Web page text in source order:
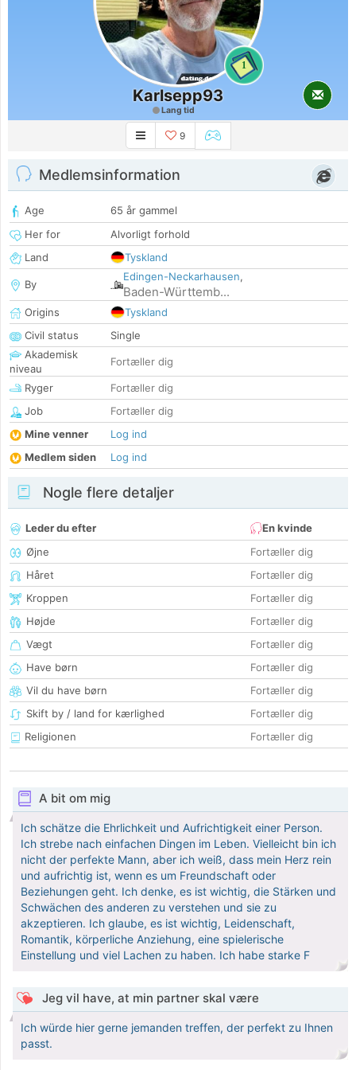
1
Karlsepp93
Lang tid
9
Medlemsinformation
Age
65 år gammel
Her for
Alvorligt forhold
Land
Tyskland
By
Edingen-Neckarhausen,
Baden-Württemb...
Origins
Tyskland
Civil status
Single
Akademisk
niveau
Fortæller dig
Ryger
Fortæller dig
Job
Fortæller dig
Mine venner
Log ind
Medlem siden
Log ind
Nogle flere detaljer
Leder du efter
En kvinde
Øjne
Fortæller dig
Håret
Fortæller dig
Kroppen
Fortæller dig
Højde
Fortæller dig
Vægt
Fortæller dig
Have børn
Fortæller dig
Vil du have børn
Fortæller dig
Skift by / land for kærlighed
Fortæller dig
Religionen
Fortæller dig
A bit om mig
Ich schätze die Ehrlichkeit und Aufrichtigkeit einer Person.
Ich strebe nach einfachen Dingen im Leben. Vielleicht bin ich
nicht der perfekte Mann, aber ich weiß, dass mein Herz rein
und aufrichtig ist, wenn es um Freundschaft oder
Beziehungen geht. Ich denke, es ist wichtig, die Stärken und
Schwächen des anderen zu verstehen und sie zu
akzeptieren. Ich glaube, es ist wichtig, Leidenschaft,
Romantik, körperliche Anziehung, eine spielerische
Einstellung und viel Lachen zu haben. Ich habe starke F
Jeg vil have, at min partner skal være
Ich würde hier gerne jemanden treffen, der perfekt zu Ihnen
passt.